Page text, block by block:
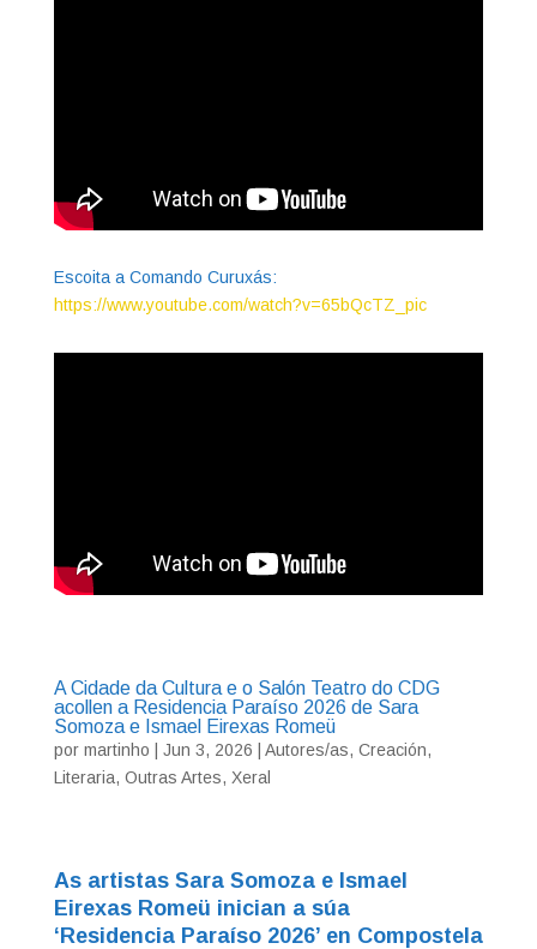
Escoita a Comando Curuxás:
https://www.youtube.com/watch?v=65bQcTZ_pic
A Cidade da Cultura e o Salón Teatro do CDG
acollen a Residencia Paraíso 2026 de Sara
Somoza e Ismael Eirexas Romeü
por martinho Jun 3, 2026 Autores/as, Creación,
Literaria, Outras Artes, Xeral
As artistas Sara Somoza e Ismael
Eirexas Romeü inician a súa
‘Residencia Paraíso 2026’ en Compostela